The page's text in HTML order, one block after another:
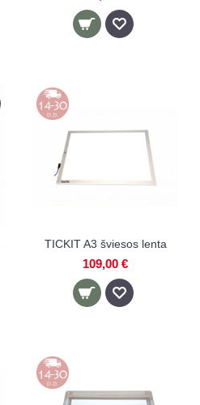
TICKIT A3 šviesos lenta
109,00 €